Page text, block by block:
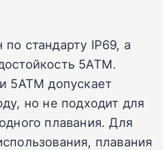
стандарту IP69, а
5ATM.
5ATM допускает
но не подходит для
плавания. Для
плавания